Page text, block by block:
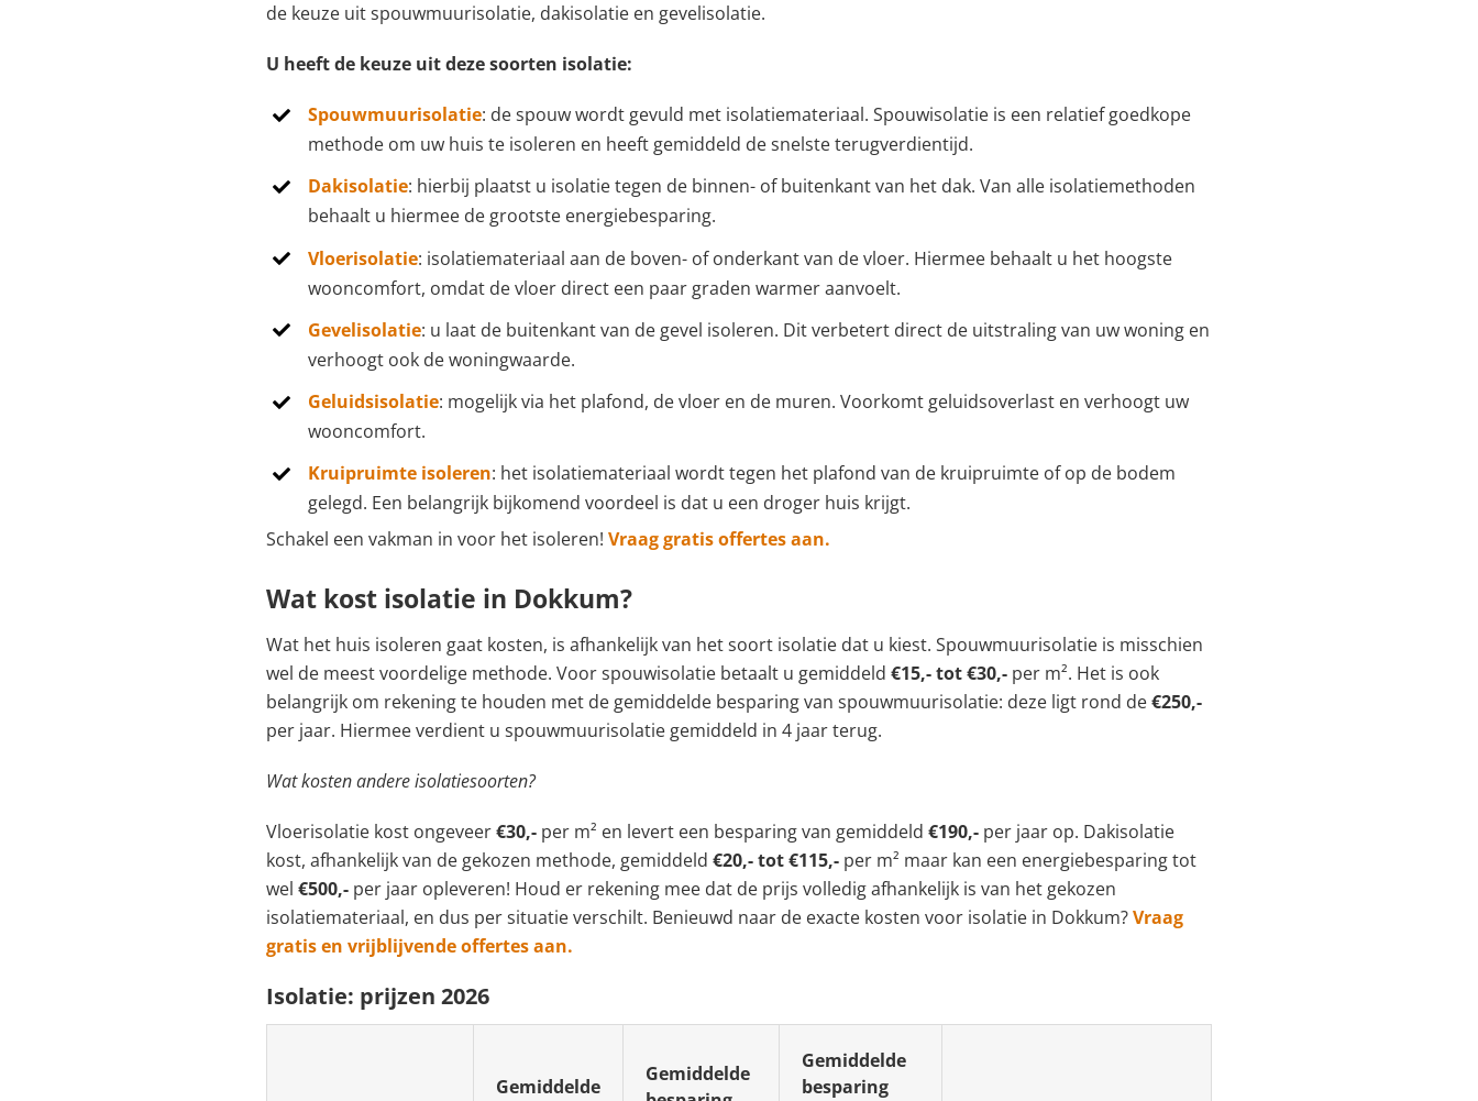
de keuze uit spouwmuurisolatie, dakisolatie en gevelisolatie.
U heeft de keuze uit deze soorten isolatie:
Spouwmuurisolatie: de spouw wordt gevuld met isolatiemateriaal. Spouwisolatie is een relatief goedkope
methode om uw huis te isoleren en heeft gemiddeld de snelste terugverdientijd.
Dakisolatie: hierbij plaatst u isolatie tegen de binnen- of buitenkant van het dak. Van alle isolatiemethoden
behaalt u hiermee de grootste energiebesparing.
Vloerisolatie: isolatiemateriaal aan de boven- of onderkant van de vloer. Hiermee behaalt u het hoogste
wooncomfort, omdat de vloer direct een paar graden warmer aanvoelt.
Gevelisolatie: u laat de buitenkant van de gevel isoleren. Dit verbetert direct de uitstraling van uw woning en
verhoogt ook de woningwaarde.
Geluidsisolatie: mogelijk via het plafond, de vloer en de muren. Voorkomt geluidsoverlast en verhoogt uw
wooncomfort.
Kruipruimte isoleren: het isolatiemateriaal wordt tegen het plafond van de kruipruimte of op de bodem
gelegd. Een belangrijk bijkomend voordeel is dat u een droger huis krijgt.
Schakel een vakman in voor het isoleren! Vraag gratis offertes aan.
Wat kost isolatie in Dokkum?
Wat het huis isoleren gaat kosten, is afhankelijk van het soort isolatie dat u kiest. Spouwmuurisolatie is misschien
wel de meest voordelige methode. Voor spouwisolatie betaalt u gemiddeld €15,- tot €30,- per m². Het is ook
belangrijk om rekening te houden met de gemiddelde besparing van spouwmuurisolatie: deze ligt rond de€250,-
per jaar. Hiermee verdient u spouwmuurisolatie gemiddeld in 4 jaar terug.
Wat kosten andere isolatiesoorten?
Vloerisolatie kost ongeveer€30,- per m² en levert een besparing van gemiddeld €190,- per jaar op. Dakisolatie
kost, afhankelijk van de gekozen methode, gemiddeld €20,- tot €115,- per m² maar kan een energiebesparing tot
wel €500,- per jaar opleveren! Houd er rekening mee dat de prijs volledig afhankelijk is van het gekozen
isolatiemateriaal, en dus per situatie verschilt. Benieuwd naar de exacte kosten voor isolatie in Dokkum?Vraag
gratis en vrijblijvende offertes aan.
Isolatie: prijzen 2026
Gemiddelde
Gemiddelde
Gemiddelde
besparing